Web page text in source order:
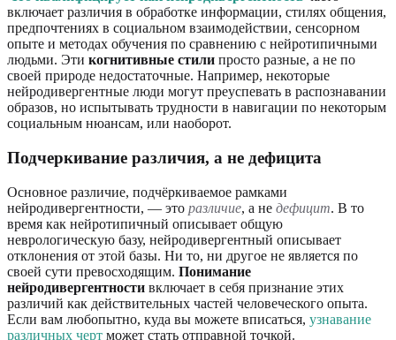
включает различия в обработке информации, стилях общения,
предпочтениях в социальном взаимодействии, сенсорном
опыте и методах обучения по сравнению с нейротипичными
людьми. Эти когнитивные стили просто разные, а не по
своей природе недостаточные. Например, некоторые
нейродивергентные люди могут преуспевать в распознавании
образов, но испытывать трудности в навигации по некоторым
социальным нюансам, или наоборот.
Подчеркивание различия, а не дефицита
Основное различие, подчёркиваемое рамками
нейродивергентности, — это различие, а не дефицит. В то
время как нейротипичный описывает общую
неврологическую базу, нейродивергентный описывает
отклонения от этой базы. Ни то, ни другое не является по
своей сути превосходящим. Понимание
нейродивергентности включает в себя признание этих
различий как действительных частей человеческого опыта.
Если вам любопытно, куда вы можете вписаться, узнавание
различных черт может стать отправной точкой.